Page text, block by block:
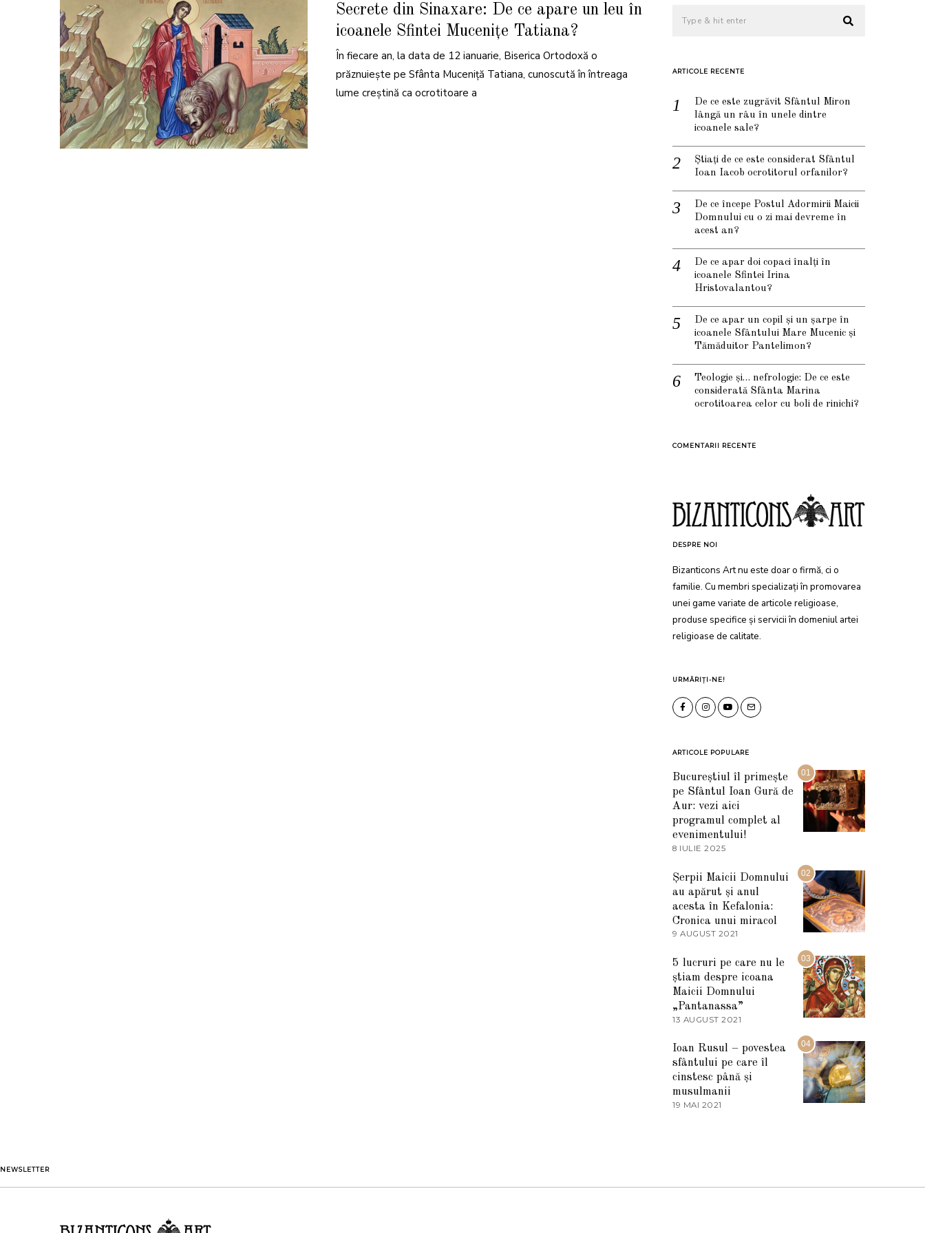
I
A
U
A
0
6
Secrete din Sinaxare: De ce apare un leu în
icoanele Sfintei Mucenițe Tatiana?
În fiecare an, la data de 12 ianuarie, Biserica Ortodoxă o
prăznuiește pe Sfânta Muceniță Tatiana, cunoscută în întreaga
lume creștină ca ocrotitoare a
ARTICOLE RECENTE
De ce este zugrăvit Sfântul Miron
lângă un râu în unele dintre
icoanele sale?
Știați de ce este considerat Sfântul
Ioan Iacob ocrotitorul orfanilor?
De ce începe Postul Adormirii Maicii
Domnului cu o zi mai devreme în
acest an?
De ce apar doi copaci înalți în
icoanele Sfintei Irina
Hristovalantou?
De ce apar un copil și un șarpe în
icoanele Sfântului Mare Mucenic și
Tămăduitor Pantelimon?
Teologie și… nefrologie: De ce este
considerată Sfânta Marina
ocrotitoarea celor cu boli de rinichi?
COMENTARII RECENTE
DESPRE NOI
Bizanticons Art nu este doar o firmă, ci o
familie. Cu membri specializați în promovarea
unei game variate de articole religioase,
produse specifice și servicii în domeniul artei
religioase de calitate.
URMĂRIȚI-NE!
ARTICOLE POPULARE
01
Bucureștiul îl primește
pe Sfântul Ioan Gură de
Aur: vezi aici
programul complet al
evenimentului!
8 IULIE 2025
U
L
I
2
0
5
02
Șerpii Maicii Domnului
au apărut și anul
acesta în Kefalonia:
Cronica unui miracol
9 AUGUST 2021
A
R
T
I
2
2
2
03
5 lucruri pe care nu le
știam despre icoana
Maicii Domnului
„Pantanassa”
13 AUGUST 2021
U
G
U
S
04
Ioan Rusul – povestea
sfântului pe care îl
cinstesc până și
musulmanii
19 MAI 2021
NEWSLETTER